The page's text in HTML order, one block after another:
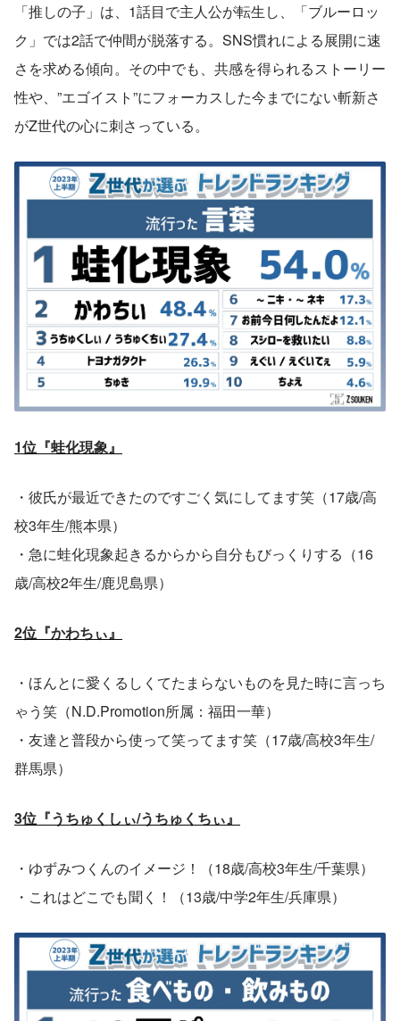
「推しの子」は、1話目で主人公が転生し、「ブルーロッ
ク」では2話で仲間が脱落する。SNS慣れによる展開に速
さを求める傾向。その中でも、共感を得られるストーリー
性や、”エゴイスト”にフォーカスした今までにない斬新さ
がZ世代の心に刺さっている。
1位『蛙化現象』
・彼氏が最近できたのですごく気にしてます笑（17歳/高
校3年生/熊本県）
・急に蛙化現象起きるからから自分もびっくりする（16
歳/高校2年生/鹿児島県）
2位『かわちぃ』
・ほんとに愛くるしくてたまらないものを見た時に言っち
ゃう笑（N.D.Promotion所属：福田一華）
・友達と普段から使って笑ってます笑（17歳/高校3年生/
群馬県）
3位『うちゅくしぃ/うちゅくちぃ』
・ゆずみつくんのイメージ！（18歳/高校3年生/千葉県）
・これはどこでも聞く！（13歳/中学2年生/兵庫県）